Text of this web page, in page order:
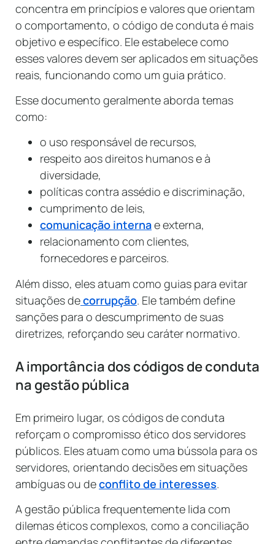
concentra em princípios e valores que orientam
o comportamento, o código de conduta é mais
objetivo e específico. Ele estabelece como
esses valores devem ser aplicados em situações
reais, funcionando como um guia prático.
Esse documento geralmente aborda temas
como:
o uso responsável de recursos,
respeito aos direitos humanos e à
diversidade,
políticas contra assédio e discriminação,
cumprimento de leis,
comunicação internae externa,
relacionamento com clientes,
fornecedores e parceiros.
Além disso, eles atuam como guias para evitar
situações decorrupção. Ele também define
sanções para o descumprimento de suas
diretrizes, reforçando seu caráter normativo.
A importância dos códigos de conduta
na gestão pública
Em primeiro lugar, os códigos de conduta
reforçam o compromisso ético dos servidores
públicos. Eles atuam como uma bússola para os
servidores, orientando decisões em situações
ambíguas ou deconflito de interesses.
A gestão pública frequentemente lida com
dilemas éticos complexos, como a conciliação